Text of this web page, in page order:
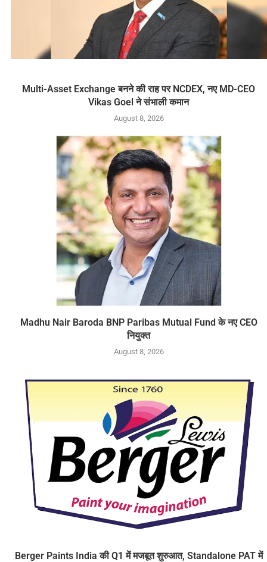
Multi-Asset Exchange बनने की राह पर NCDEX, नए MD-CEO
Vikas Goel ने संभाली कमान
August 8, 2026
Madhu Nair Baroda BNP Paribas Mutual Fund के नए CEO
नियुक्त
August 8, 2026
Berger Paints India की Q1 में मजबूत शुरुआत, Standalone PAT में